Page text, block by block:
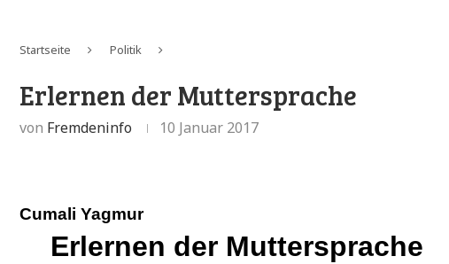
Startseite Politik
Erlernen der Muttersprache
von Fremdeninfo 10 Januar 2017
Cumali Yagmur
Erlernen der Muttersprache